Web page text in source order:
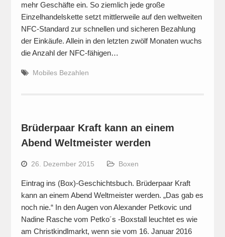
mehr Geschäfte ein. So ziemlich jede große
Einzelhandelskette setzt mittlerweile auf den weltweiten
NFC-Standard zur schnellen und sicheren Bezahlung
der Einkäufe. Allein in den letzten zwölf Monaten wuchs
die Anzahl der NFC-fähigen…
Mobiles Bezahlen
Brüderpaar Kraft kann an einem
Abend Weltmeister werden
26. Dezember 2015 Boxen
Eintrag ins (Box)-Geschichtsbuch. Brüderpaar Kraft
kann an einem Abend Weltmeister werden. „Das gab es
noch nie.“ In den Augen von Alexander Petkovic und
Nadine Rasche vom Petko´s -Boxstall leuchtet es wie
am Christkindlmarkt, wenn sie vom 16. Januar 2016